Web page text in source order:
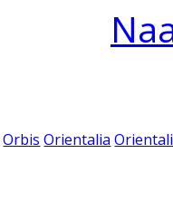
Orbis Orientalia